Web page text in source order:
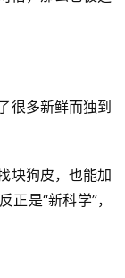
很多新鲜而独到
块狗皮，也能加
是“新科学”，